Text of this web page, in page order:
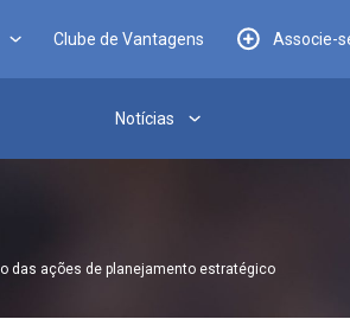
Clube de Vantagens Associe-
Notícias
das ações de planejamento estratégico